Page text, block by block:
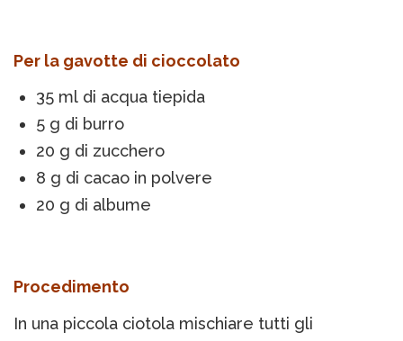
Per la gavotte di cioccolato
35 ml di acqua tiepida
5 g di burro
20 g di zucchero
8 g di cacao in polvere
20 g di albume
Procedimento
In una piccola ciotola mischiare tutti gli